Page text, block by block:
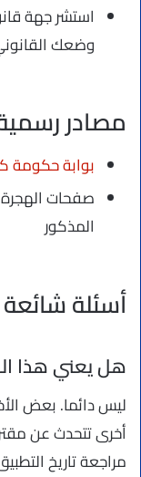
استشر جهة
وضعك
مصادر
بوابة حكومة
صفحات
المذكور
أسئلة شائعة
هل يعني هذا
ليس دائما. بعض
أخرى تتحدث عن
مراجعة تاريخ